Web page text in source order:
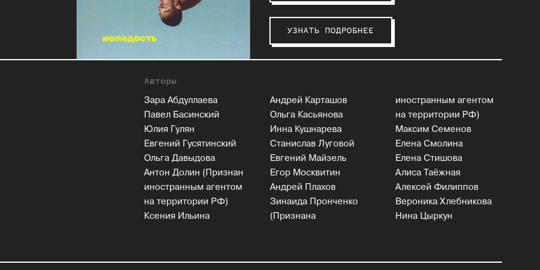
УЗНАТЬ ПОДРОБНЕЕ
Авторы
Зара Абдуллаева
Павел Басинский
Юлия Гулян
Евгений Гусятинский
Ольга Давыдова
Антон Долин (Признан
иностранным агентом
на территории РФ)
Ксения Ильина
Андрей Карташов
Ольга Касьянова
Инна Кушнарева
Станислав Луговой
Евгений Майзель
Егор Москвитин
Андрей Плахов
Зинаида Пронченко
(Признана
иностранным агентом
на территории РФ)
Максим Семенов
Елена Смолина
Елена Стишова
Алиса Таёжная
Алексей Филиппов
Вероника Хлебникова
Нина Цыркун